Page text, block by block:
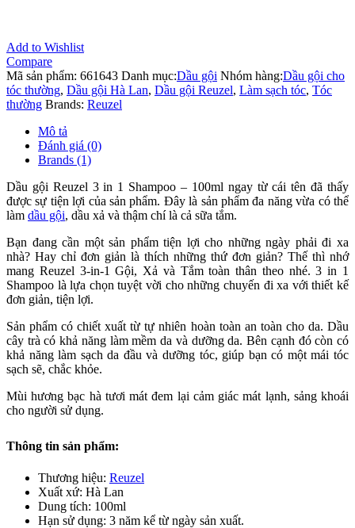
Add to Wishlist
Compare
Mã sản phẩm: 661643 Danh mục:Dầu gội Nhóm hàng:Dầu gội cho
tóc thường, Dầu gội Hà Lan, Dầu gội Reuzel, Làm sạch tóc, Tóc
thường Brands: Reuzel
Mô tả
Đánh giá (0)
Brands (1)
Dầu gội Reuzel 3 in 1 Shampoo – 100ml ngay từ cái tên đã thấy
được sự tiện lợi của sản phẩm. Đây là sản phẩm đa năng vừa có thể
làm dầu gội, dầu xả và thậm chí là cả sữa tắm.
Bạn đang cần một sản phẩm tiện lợi cho những ngày phải đi xa
nhà? Hay chỉ đơn giản là thích những thứ đơn giản? Thế thì nhớ
mang Reuzel 3-in-1 Gội, Xả và Tắm toàn thân theo nhé. 3 in 1
Shampoo là lựa chọn tuyệt vời cho những chuyến đi xa với thiết kế
đơn giản, tiện lợi.
Sản phẩm có chiết xuất từ tự nhiên hoàn toàn an toàn cho da. Dầu
cây trà có khả năng làm mềm da và dưỡng da. Bên cạnh đó còn có
khả năng làm sạch da đầu và dưỡng tóc, giúp bạn có một mái tóc
sạch sẽ, chắc khỏe.
Mùi hương bạc hà tươi mát đem lại cảm giác mát lạnh, sảng khoái
cho người sử dụng.
Thông tin sản phẩm:
Thương hiệu: Reuzel
Xuất xứ: Hà Lan
Dung tích: 100ml
Hạn sử dụng: 3 năm kể từ ngày sản xuất.